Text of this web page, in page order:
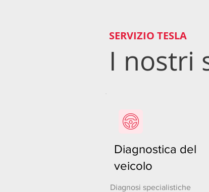
SERVIZIO TESLA
I nostri
Diagnostica del
veicolo
Diagnosi specialistiche